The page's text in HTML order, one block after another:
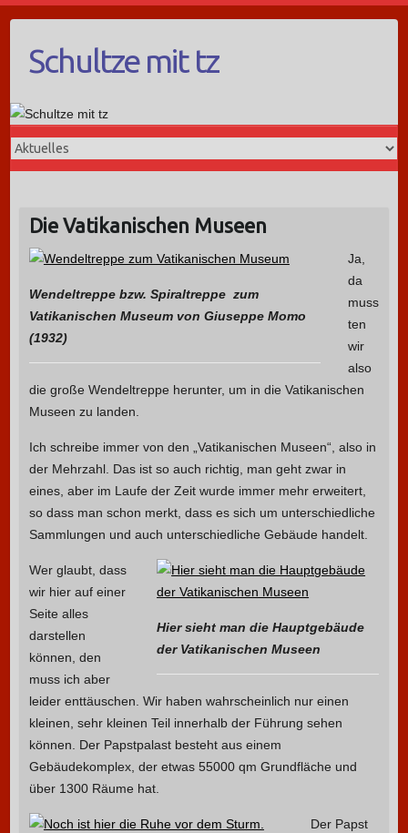
Schultze mit tz
Die Vatikanischen Museen
Wendeltreppe bzw. Spiraltreppe zum
Vatikanischen Museum von Giuseppe Momo
(1932)
Ja,
da
muss
ten
wir
also
die große Wendeltreppe herunter, um in die Vatikanischen
Museen zu landen.
Ich schreibe immer von den „Vatikanischen Museen“, also in
der Mehrzahl. Das ist so auch richtig, man geht zwar in
eines, aber im Laufe der Zeit wurde immer mehr erweitert,
so dass man schon merkt, dass es sich um unterschiedliche
Sammlungen und auch unterschiedliche Gebäude handelt.
Hier sieht man die Hauptgebäude
der Vatikanischen Museen
Wer glaubt, dass
wir hier auf einer
Seite alles
darstellen
können, den
muss ich aber
leider enttäuschen. Wir haben wahrscheinlich nur einen
kleinen, sehr kleinen Teil innerhalb der Führung sehen
können. Der Papstpalast besteht aus einem
Gebäudekomplex, der etwas 55000 qm Grundfläche und
über 1300 Räume hat.
Der Papst